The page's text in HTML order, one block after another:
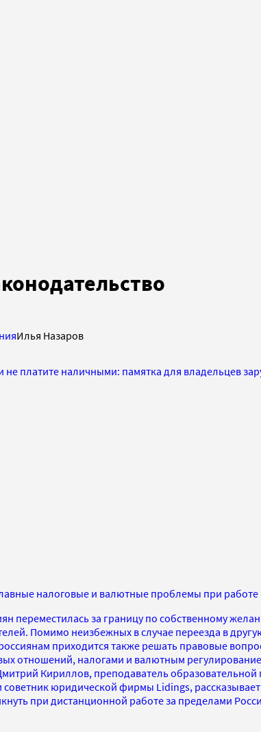
Илья Назаров
не платите наличными: памятка для владельцев
налоговые и валютные проблемы при работе
переместилась за границу по собственному
Помимо неизбежных в случае переезда в
приходится также решать правовые
отношений, налогами и валютным
Кириллов, преподаватель
советник юридической фирмы Lidings,
при дистанционной работе за пределами